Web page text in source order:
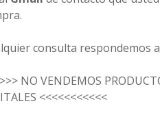
consulta respondemos
NO VENDEMOS
<<<<<<<<<<<